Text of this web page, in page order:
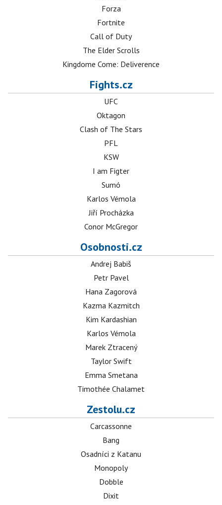
Forza
Fortnite
Call of Duty
The Elder Scrolls
Kingdome Come: Deliverence
Fights.cz
UFC
Oktagon
Clash of The Stars
PFL
KSW
I am Figter
Sumó
Karlos Vémola
Jiří Procházka
Conor McGregor
Osobnosti.cz
Andrej Babiš
Petr Pavel
Hana Zagorová
Kazma Kazmitch
Kim Kardashian
Karlos Vémola
Marek Ztracený
Taylor Swift
Emma Smetana
Timothée Chalamet
Zestolu.cz
Carcassonne
Bang
Osadníci z Katanu
Monopoly
Dobble
Dixit